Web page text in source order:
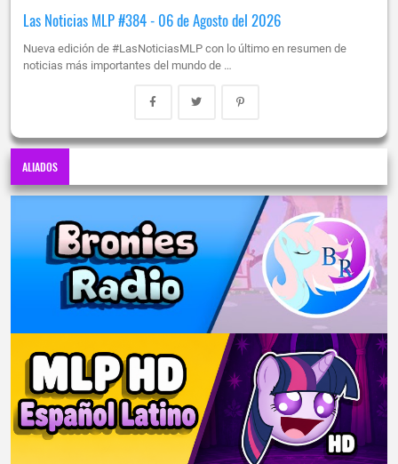
Las Noticias MLP #384 - 06 de Agosto del 2026
Nueva edición de #LasNoticiasMLP con lo último en resumen de
noticias más importantes del mundo de …
ALIADOS